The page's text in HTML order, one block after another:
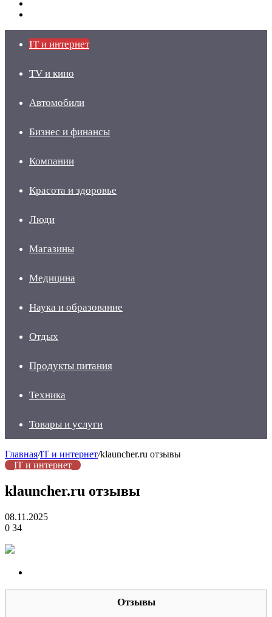
IT и интернет
TV и кино
Автомобили
Бизнес и финансы
Компании
Красота и здоровье
Люди
Магазины
Медицина
Наука и образование
Отдых
Продукты питания
Техника
Товары и услуги
Главная/IT и интернет/klauncher.ru отзывы
IT и интернет
klauncher.ru отзывы
08.11.2025
0 34
Отзывы